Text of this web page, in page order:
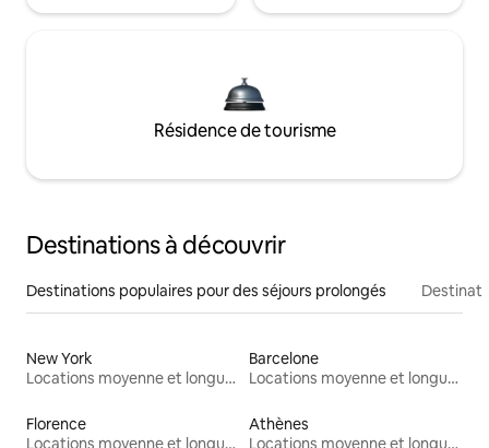
Résidence de tourisme
Destinations à découvrir
Destinations populaires pour des séjours prolongés
New York
Locations moyenne et longue durée
Barcelone
Locations moyenne et longue durée
Florence
Locations moyenne et longue durée
Athènes
Locations moyenne et longue durée